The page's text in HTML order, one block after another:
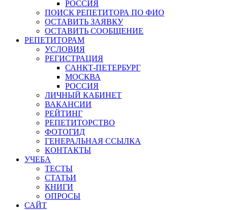
РОССИЯ
ПОИСК РЕПЕТИТОРА ПО ФИО
ОСТАВИТЬ ЗАЯВКУ
ОСТАВИТЬ СООБЩЕНИЕ
РЕПЕТИТОРАМ
УСЛОВИЯ
РЕГИСТРАЦИЯ
САНКТ-ПЕТЕРБУРГ
МОСКВА
РОССИЯ
ЛИЧНЫЙ КАБИНЕТ
ВАКАНСИИ
РЕЙТИНГ
РЕПЕТИТОРСТВО
ФОТОГИД
ГЕНЕРАЛЬНАЯ ССЫЛКА
КОНТАКТЫ
УЧЕБА
ТЕСТЫ
СТАТЬИ
КНИГИ
ОПРОСЫ
САЙТ